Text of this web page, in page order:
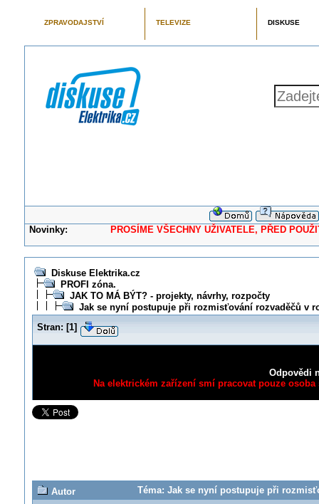
ZPRAVODAJSTVÍ TELEVIZE DISKUSE
Novinky: PROSÍME VŠECHNY UŽIVATELE, PŘED
Diskuse Elektrika.cz
PROFI zóna.
JAK TO MÁ BÝT? - projekty, návrhy, rozpočty
Jak se nyní postupuje při rozmisťování rozvaděčů v
Stran: [1]
Odpovědi
Na elektrickém zařízení smí pracovat pouze
Autor
Téma: Jak se nyní postupuje při